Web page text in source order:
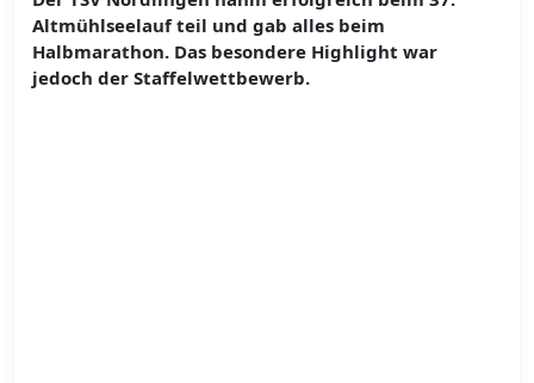
Altmühlseelauf teil und gab alles beim
Halbmarathon. Das besondere Highlight war
jedoch der Staffelwettbewerb.